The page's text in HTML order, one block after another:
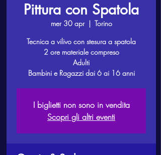
Pittura con Spatola
mer 30 apr
  |
Torino
Tecnica a vilivo con stesura a spatola
2 ore materiale compreso
Adulti
Bambini e Ragazzi dai 6 ai 16 anni
I biglietti non sono in vendita
Scopri gli altri eventi